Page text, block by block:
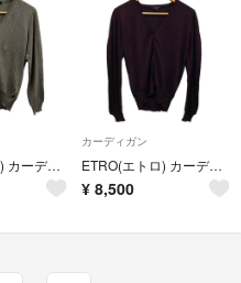
ETRO(エトロ) カーディガン サイズ46 L レディース美品 - グレーベージュ 長袖/カシミヤ/シルク
カーディガン
ETRO(エトロ) カーディガン サイズ46 L レディース美品 - パープル 長袖/カシミヤ/シルク
¥ 8,500